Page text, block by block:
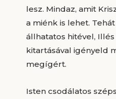
lesz. Mindaz, amit
a miénk is lehet.
állhatatos hitével,
kitartásával igényeld
megígért.
Isten csodálatos